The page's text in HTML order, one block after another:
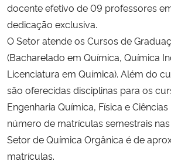
docente efetivo de 09 professores
dedicação exclusiva.
O Setor atende os Cursos de
(Bacharelado em Química, Química
Licenciatura em Química). Além do
são oferecidas disciplinas para os
Engenharia Química, Física e
número de matrículas semestrais
Setor de Química Orgânica é de
matrículas.